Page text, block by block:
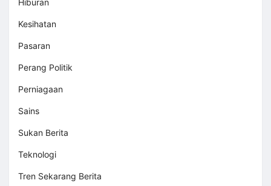
Hiburan
Kesihatan
Pasaran
Perang Politik
Perniagaan
Sains
Sukan Berita
Teknologi
Tren Sekarang Berita